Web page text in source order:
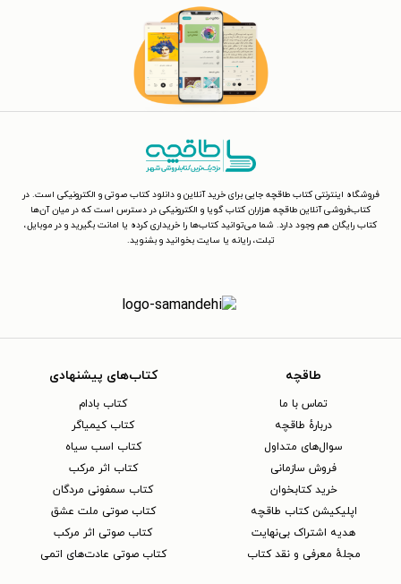
فروشگاه اینترنتی کتاب طاقچه جایی برای خرید آنلاین و دانلود کتاب صوتی و الکترونیکی است. در
کتاب‌فروشی آنلاین طاقچه هزاران کتاب گویا و الکترونیکی در دسترس است که در میان آن‌ها
کتاب رایگان هم وجود دارد. شما می‌توانید کتاب‌ها را خریداری کرده یا امانت بگیرید و در موبایل،
تبلت، رایانه یا سایت بخوانید و بشنوید.
طاقچه
تماس با ما
دربارهٔ طاقچه
سوال‌های متداول
فروش سازمانی
خرید کتابخوان
اپلیکیشن کتاب طاقچه
هدیه اشتراک بی‌نهایت
مجلهٔ معرفی و نقد کتاب
کتاب‌های پیشنهادی
کتاب بادام
کتاب کیمیاگر
کتاب اسب سیاه
کتاب اثر مرکب
کتاب سمفونی مردگان
کتاب صوتی ملت عشق
کتاب صوتی اثر مرکب
کتاب صوتی عادت‌های اتمی